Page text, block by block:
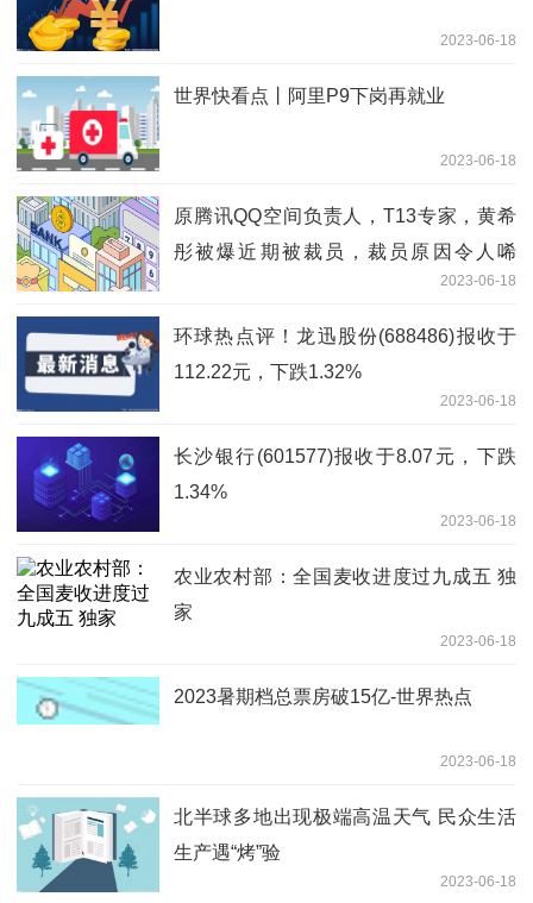
2023-06-18
世界快看点丨阿里P9下岗再就业
2023-06-18
原腾讯QQ空间负责人，T13专家，黄希
彤被爆近期被裁员，裁员原因令人唏
2023-06-18
环球热点评！龙迅股份(688486)报收于
112.22元，下跌1.32%
2023-06-18
长沙银行(601577)报收于8.07元，下跌
1.34%
2023-06-18
农业农村部：全国麦收进度过九成五 独
家
2023-06-18
2023暑期档总票房破15亿-世界热点
2023-06-18
北半球多地出现极端高温天气 民众生活
生产遇“烤”验
2023-06-18